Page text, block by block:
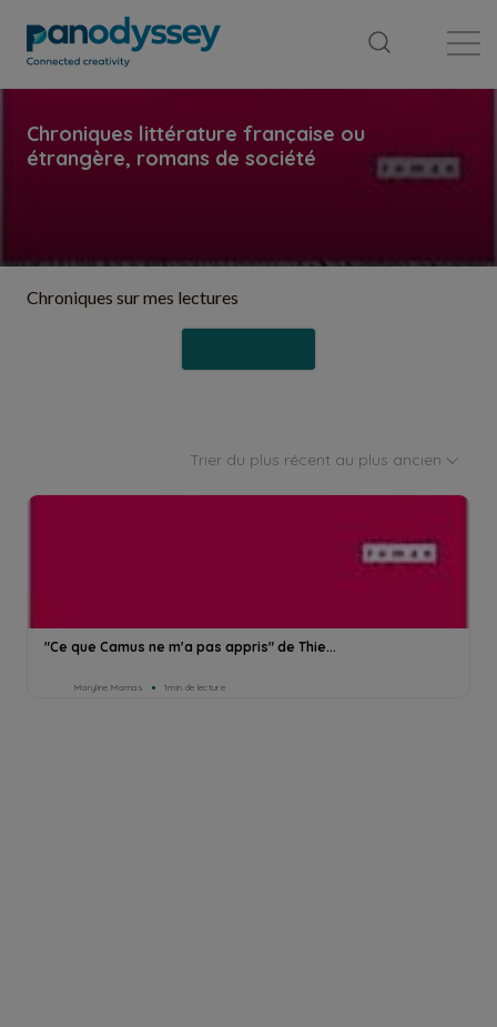
Chroniques sur mes lectures
Trier du plus récent au plus ancien
"Ce que Camus ne m'a pas appris" de Thie...
Maryline Marnas 1min de lecture